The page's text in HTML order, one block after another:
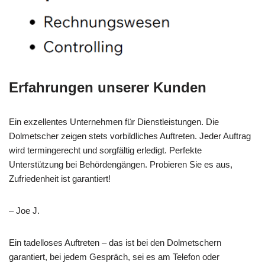
Erfahrungen unserer Kunden
Ein exzellentes Unternehmen für Dienstleistungen. Die
Dolmetscher zeigen stets vorbildliches Auftreten. Jeder Auftrag
wird termingerecht und sorgfältig erledigt. Perfekte
Unterstützung bei Behördengängen. Probieren Sie es aus,
Zufriedenheit ist garantiert!
– Joe J.
Ein tadelloses Auftreten – das ist bei den Dolmetschern
garantiert, bei jedem Gespräch, sei es am Telefon oder